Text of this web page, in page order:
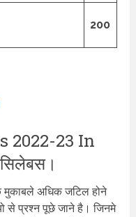
200
2022-23 In
सिलेबस।
मुकाबले अधिक जटिल होने
से प्रश्न पूछे जाने है। जिनमे